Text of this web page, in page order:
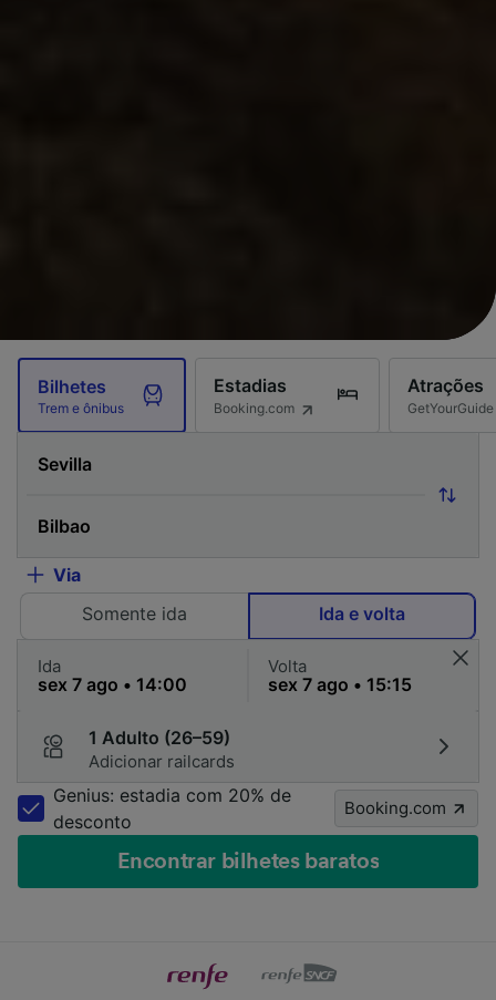
Bilhetes
Trem e ônibus
Estadias
Booking.com
Atrações
GetYourGuide
Via
Somente ida
Ida e volta
Ida Volta
1 Adulto (26–59)
Adicionar railcards
Genius: estadia com 20% de
desconto
Booking.com
Encontrar bilhetes baratos